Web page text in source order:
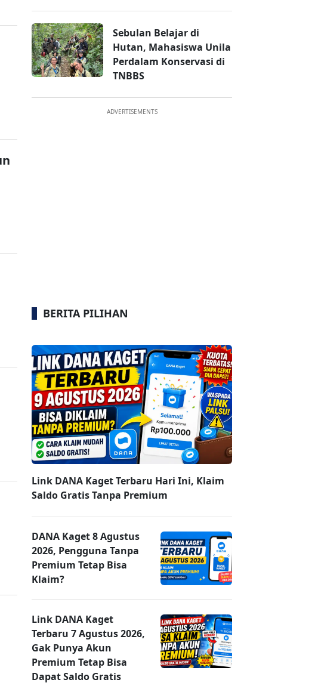
Sebulan Belajar di
Hutan, Mahasiswa Unila
Perdalam Konservasi di
TNBBS
ADVERTISEMENTS
BERITA PILIHAN
Link DANA Kaget Terbaru Hari Ini, Klaim
Saldo Gratis Tanpa Premium
DANA Kaget 8 Agustus
2026, Pengguna Tanpa
Premium Tetap Bisa
Klaim?
Link DANA Kaget
Terbaru 7 Agustus 2026,
Gak Punya Akun
Premium Tetap Bisa
Dapat Saldo Gratis